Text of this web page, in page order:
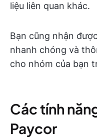
liệu liên quan khác.
Bạn cũng nhận
nhanh chóng và
cho nhóm của bạn
Các tính
Paycor